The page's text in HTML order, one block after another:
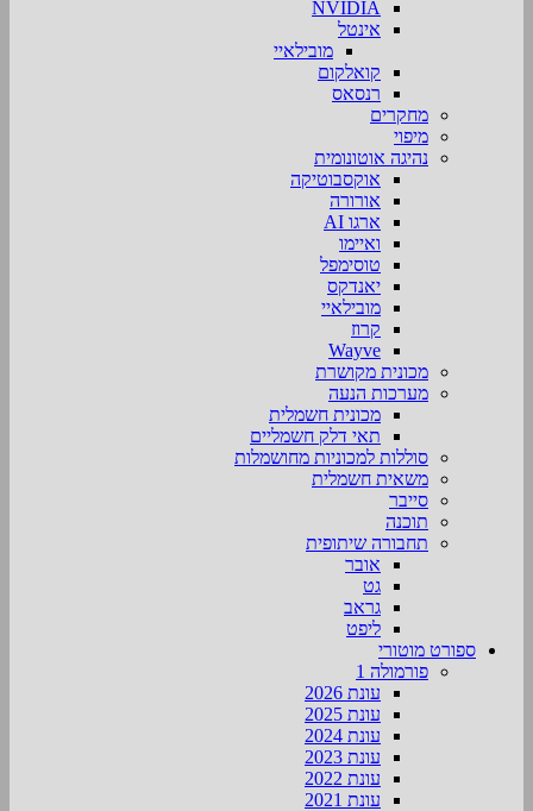
NVIDIA
אינטל
מובילאיי
קואלקום
רנסאס
מחקרים
מיפוי
נהיגה אוטונומית
אוקסבוטיקה
אורורה
ארגו AI
ואיימו
טוסימפל
יאנדקס
מובילאיי
קרוז
Wayve
מכונית מקושרת
מערכות הנעה
מכונית חשמלית
תאי דלק חשמליים
סוללות למכוניות מחושמלות
משאית חשמלית
סייבר
תוכנה
תחבורה שיתופית
אובר
גט
גראב
ליפט
ספורט מוטורי
פורמולה 1
עונת 2026
עונת 2025
עונת 2024
עונת 2023
עונת 2022
עונת 2021